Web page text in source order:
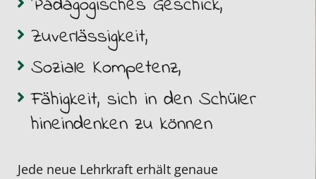
Zuverlässigkeit,
Soziale Kompetenz,
Fähigkeit, sich in den Schüler
hineindenken zu können
Jede neue Lehrkraft erhält genaue